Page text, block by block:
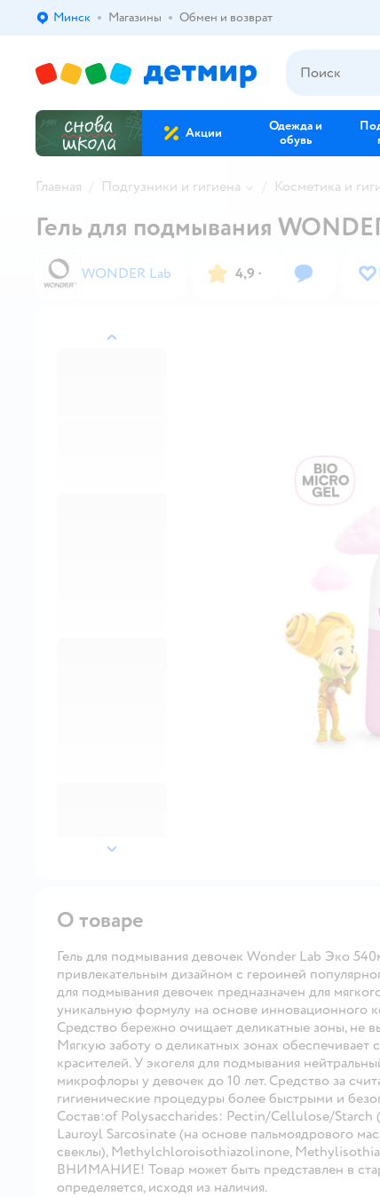
Выбор адреса доставки.
Минск Магазины Обмен и возврат
Акции
Одежда и
обувь
Главная Подгузники и гигиена Косметика и
назад
далее
Гель для подмывания
WONDER Lab 4,9 ·
О товаре
Гель для подмывания девочек Wоnder Lab Эко
привлекательным дизайном с героиней
для подмывания девочек предназначен для
уникальную формулу на основе инновационного
Средство бережно очищает деликатные зоны, не
Мягкую заботу о деликатных зонах обеспечивает
красителей. У экогеля для подмывания
микрофлоры у девочек до 10 лет. Средство за
гигиенические процедуры более быстрыми и
Состав:of Polysaccharides: Pectin/Cellulose/Starch
Lauroyl Sarcosinate (на основе пальмоядрового
свеклы), Methylchloroisothiazolinone,
ВНИМАНИЕ! Товар может быть представлен в
определяется, исходя из наличия.